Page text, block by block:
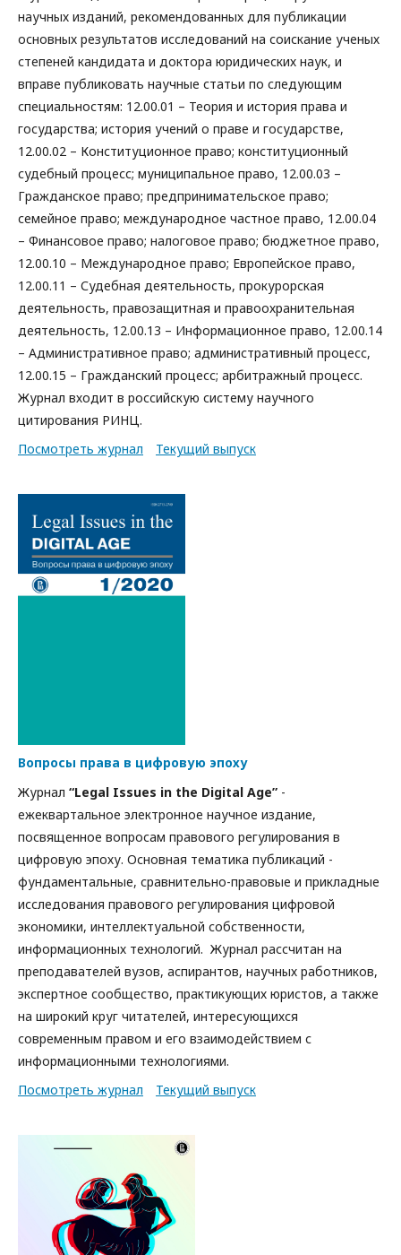
научных изданий, рекомендованных для публикации
основных результатов исследований на соискание ученых
степеней кандидата и доктора юридических наук, и
вправе публиковать научные статьи по следующим
специальностям: 12.00.01 – Теория и история права и
государства; история учений о праве и государстве,
12.00.02 – Конституционное право; конституционный
судебный процесс; муниципальное право, 12.00.03 –
Гражданское право; предпринимательское право;
семейное право; международное частное право, 12.00.04
– Финансовое право; налоговое право; бюджетное право,
12.00.10 – Международное право; Европейское право,
12.00.11 – Судебная деятельность, прокурорская
деятельность, правозащитная и правоохранительная
деятельность, 12.00.13 – Информационное право, 12.00.14
– Административное право; административный процесс,
12.00.15 – Гражданский процесс; арбитражный процесс.
Журнал входит в российскую систему научного
цитирования РИНЦ.
Посмотреть журнал
Текущий выпуск
Вопросы права в цифровую эпоху
Журнал “Legal Issues in the Digital Age” -
ежеквартальное электронное научное издание,
посвященное вопросам правового регулирования в
цифровую эпоху. Основная тематика публикаций -
фундаментальные, сравнительно-правовые и прикладные
исследования правового регулирования цифровой
экономики, интеллектуальной собственности,
информационных технологий. Журнал рассчитан на
преподавателей вузов, аспирантов, научных работников,
экспертное сообщество, практикующих юристов, а также
на широкий круг читателей, интересующихся
современным правом и его взаимодействием с
информационными технологиями.
Посмотреть журнал
Текущий выпуск